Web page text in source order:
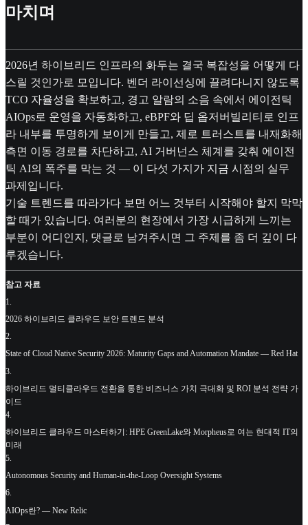
마치며
2026년 하이브리드 인프라의 화두는 결국 복잡성을 어떻게 다
스릴 것인가로 모입니다. 벤더 라이선싱에 끌려다니지 않도록
TCO 자율성을 확보하고, 경고 알람의 소음 속에서 에이전틱
AIOps로 운영을 자동화하고, eBPF와 딥 옵저버빌리티로 인프
라 내부를 투명하게 보이게 만들고, 제로 트러스트를 내재화해
측면 이동 경로를 차단하고, AI 거버넌스 체계를 갖춰 에이전
틱 AI의 폭주를 막는 것 — 이 다섯 가지가 지금 시점의 실무
과제입니다.
기술 트렌드를 따라가다 보면 어느 것부터 시작해야 할지 막막
할 때가 있습니다. 여러분의 현장에서 가장 시급하게 느끼는
부분이 어디인지, 댓글로 남겨주시면 그 주제를 좀 더 깊이 다
루겠습니다.
참고 자료
1.
2026 하이브리드 클라우드 보안 트렌드 분석
2.
State of Cloud Native Security 2026: Maturity Gaps and Automation Mandate — Red Hat
3
하이브리드 멀티클라우드 전환을 통한 비즈니스 가치 극대화 및 ROI 분석 전략 가
이드
4
하이브리드 클라우드 마스터하기: HPE GreenLake와 Morpheus로 여는 현대적 IT의
미래
5.
Autonomous Security and Human-in-the-Loop Oversight Systems
6.
AIOps란? — New Relic